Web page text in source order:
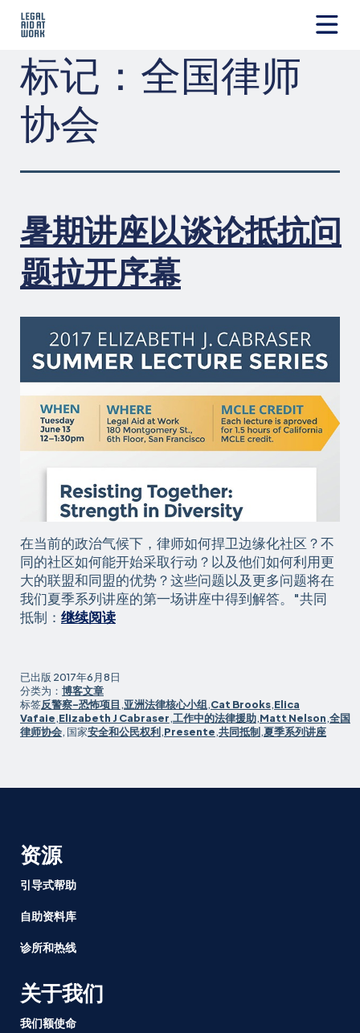
Aid
at
Work
标记： 全国律师
协会
暑期讲座以谈论抵抗问
题拉开序幕
在当前的政治气候下，律师如何捍卫边缘化社区？不
同的社区如何能开始采取行动？以及他们如何利用更
大的联盟和同盟的优势？这些问题以及更多问题将在
我们夏季系列讲座的第一场讲座中得到解答。"共同
抵制： 继续阅读夏
座
关
于
已出版 2017年6月8日
分类为： 博客文章
标签反警察-恐怖项目 ,亚洲法律核心小组,Cat Brooks,Elica
Vafaie,Elizabeth J Cabraser,工作中的法律援助,Matt Nelson,全国
律师协会, 国家安全和公民权利 ,Presente,共同抵制 ,夏季系列讲座
资源
引导式帮助
自助资料库
诊所和热线
关于我们
我们额使命